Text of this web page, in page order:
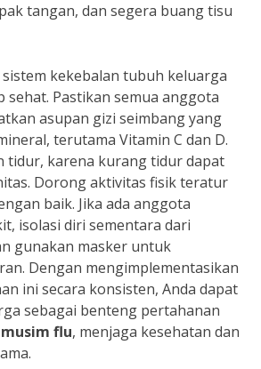
tangan, dan segera buang tisu
kekebalan tubuh keluarga
sehat. Pastikan semua anggota
asupan gizi seimbang yang
terutama Vitamin C dan D.
tidur, karena kurang tidur dapat
Dorong aktivitas fisik teratur
baik. Jika ada anggota
isolasi diri sementara dari
gunakan masker untuk
Dengan mengimplementasikan
ini secara konsisten, Anda dapat
sebagai benteng pertahanan
musim flu, menjaga kesehatan dan